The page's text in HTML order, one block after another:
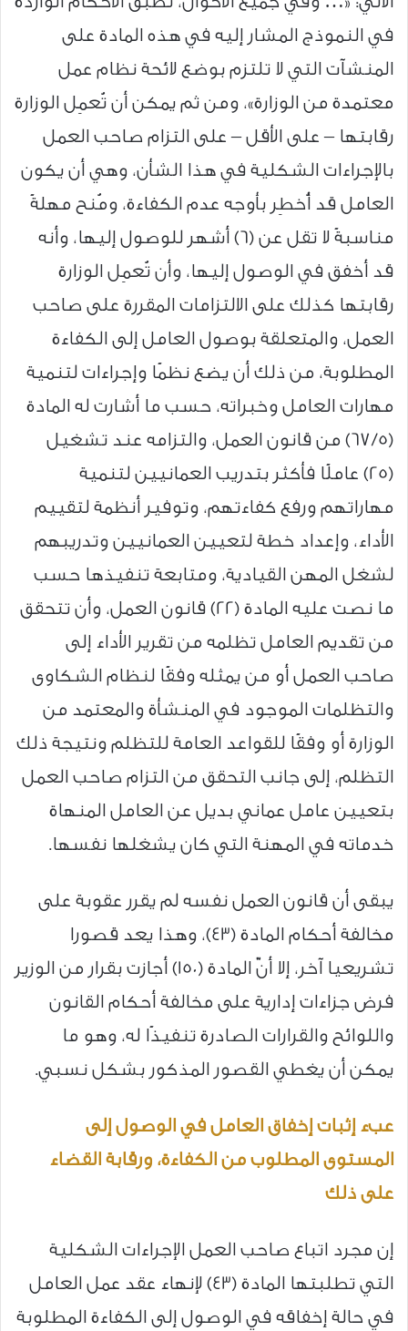
في النموذج المشار إليه في هذه المادة على
المنشآت التي لا تلتزم بوضع لائحة نظام عمل
معتمدة من الوزارة»، ومن ثم يمكن أن تُعمِل الوزارة
رقابتها – على الأقل – على التزام صاحب العمل
بالإجراءات الشكلية في هذا الشأن، وهي أن يكون
العامل قد أُخطِر بأوجه عدم الكفاءة، ومُنح مهلةً
مناسبةً لا تقل عن (6) أشهر للوصول إليها، وأنه
قد أخفق في الوصول إليها، وأن تُعمِل الوزارة
رقابتها كذلك على الالتزامات المقررة على صاحب
العمل، والمتعلقة بوصول العامل إلى الكفاءة
المطلوبة، من ذلك أن يضع نظمًا وإجراءات لتنمية
مهارات العامل وخبراته، حسب ما أشارت له المادة
(67/5) من قانون العمل، والتزامه عند تشغيل
(25) عاملًا فأكثر بتدريب العمانيين لتنمية
مهاراتهم ورفع كفاءتهم، وتوفير أنظمة لتقييم
الأداء، وإعداد خطة لتعيين العمانيين وتدريبهم
لشغل المهن القيادية، ومتابعة تنفيذها حسب
ما نصت عليه المادة (22) قانون العمل، وأن تتحقق
من تقديم العامل تظلمه من تقرير الأداء إلى
صاحب العمل أو من يمثله وفقًا لنظام الشكاوى
والتظلمات الموجود في المنشأة والمعتمد من
الوزارة أو وفقًا للقواعد العامة للتظلم ونتيجة ذلك
التظلم، إلى جانب التحقق من التزام صاحب العمل
بتعيين عامل عماني بديل عن العامل المنهاة
خدماته في المهنة التي كان يشغلها نفسها.
يبقى أن قانون العمل نفسه لم يقرر عقوبة على
مخالفة أحكام المادة (43)، وهذا يعد قصورا
تشريعيا آخر، إلا أنّ المادة (150) أجازت بقرار من الوزير
فرض جزاءات إدارية على مخالفة أحكام القانون
واللوائح والقرارات الصادرة تنفيذًا له، وهو ما
يمكن أن يغطي القصور المذكور بشكل نسبي.
عبء إثبات إخفاق العامل في الوصول إلى
المستوى المطلوب من الكفاءة، ورقابة القضاء
على ذلك
إن مجرد اتباع صاحب العمل الإجراءات الشكلية
التي تطلبتها المادة (43) لإنهاء عقد عمل العامل
في حالة إخفاقه في الوصول إلى الكفاءة المطلوبة